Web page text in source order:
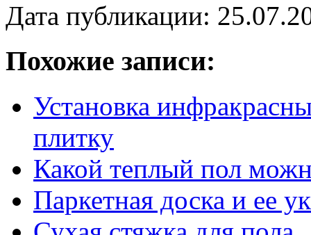
Дата публикации:
Похожие записи:
Установка
плитку
Какой теплый пол
Паркетная доска и ее